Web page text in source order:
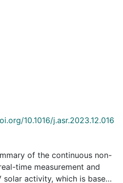
10.1016/j.asr.2023.12.016
of the continuous non-
time measurement and
activity, which is based